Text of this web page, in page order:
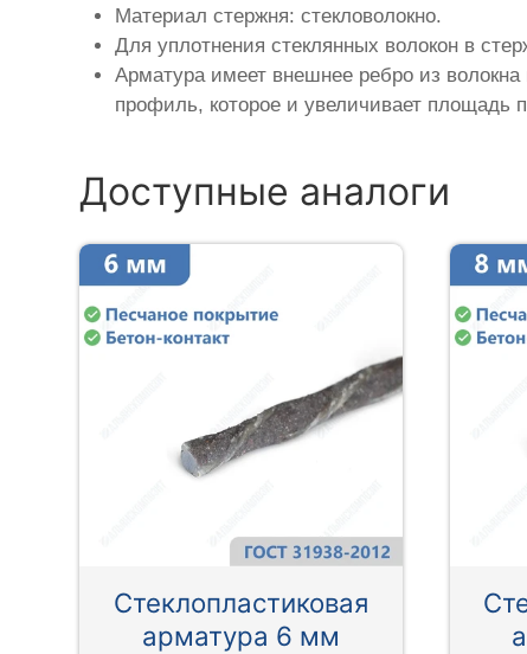
Материал стержня: стекловолокно.
Для уплотнения стеклянных волокон в
Арматура имеет внешнее ребро из
профиль, которое и увеличивает площадь
Доступные аналоги
Стеклопластиковая
арматура 6 мм